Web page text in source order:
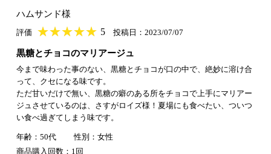
ハムサンド様
評価 ★★★★★
★★★★★ 5 投稿日：2023/07/07
黒糖とチョコのマリアージュ
今まで味わった事のない、黒糖とチョコが口の中で、絶妙に溶け合
って、クセになる味です。
ただ甘いだけで無い、黒糖の癖のある所をチョコで上手にマリアー
ジュさせているのは、さすがロイズ様！夏場にも食べたい、ついつ
い食べ過ぎてしまう味です。
年齢：50代
性別：女性
商品購入回数：1回